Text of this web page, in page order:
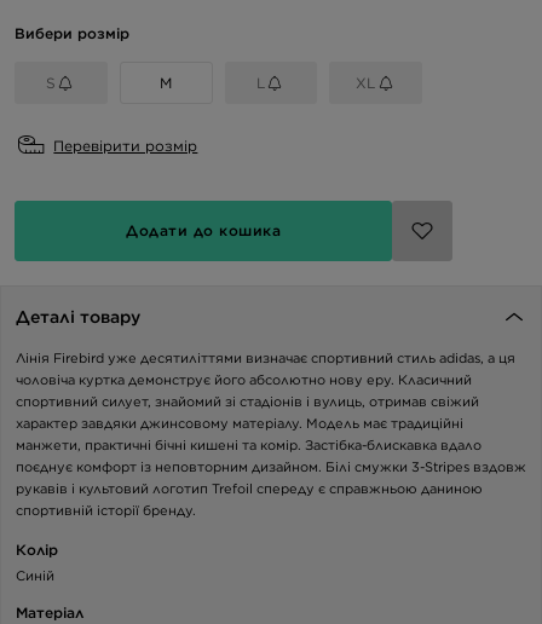
Вибери розмір
S M L XL
Перевірити розмір
Додати до кошика
Деталі товару
Лінія Firebird уже десятиліттями визначає спортивний стиль adidas, а ця
чоловіча куртка демонструє його абсолютно нову еру. Класичний
спортивний силует, знайомий зі стадіонів і вулиць, отримав свіжий
характер завдяки джинсовому матеріалу. Модель має традиційні
манжети, практичні бічні кишені та комір. Застібка-блискавка вдало
поєднує комфорт із неповторним дизайном. Білі смужки 3-Stripes вздовж
рукавів і культовий логотип Trefoil спереду є справжньою даниною
спортивній історії бренду.
Колір
Синій
Матеріал